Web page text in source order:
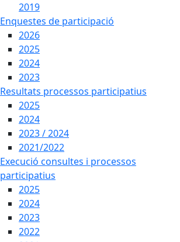
2019
Enquestes de participació
2026
2025
2024
2023
Resultats processos participatius
2025
2024
2023 / 2024
2021/2022
Execució consultes i processos
participatius
2025
2024
2023
2022